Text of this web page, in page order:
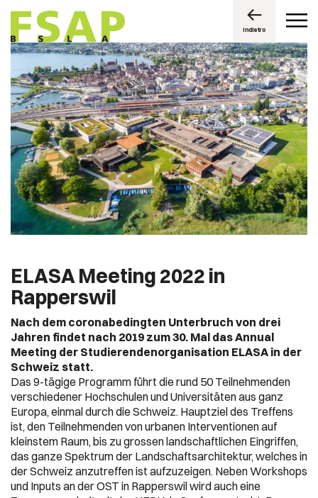
Indietro
ELASA Meeting 2022 in
Rapperswil
Nach dem coronabedingten Unterbruch von drei
Jahren findet nach 2019 zum 30. Mal das Annual
Meeting der Studierendenorganisation ELASA in der
Schweiz statt.
Das 9-tägige Programm führt die rund 50 Teilnehmenden
verschiedener Hochschulen und Universitäten aus ganz
Europa, einmal durch die Schweiz. Hauptziel des Treffens
ist, den Teilnehmenden von urbanen Interventionen auf
kleinstem Raum, bis zu grossen landschaftlichen Eingriffen,
das ganze Spektrum der Landschaftsarchitektur, welches in
der Schweiz anzutreffen ist aufzuzeigen. Neben Workshops
und Inputs an der OST in Rapperswil wird auch eine